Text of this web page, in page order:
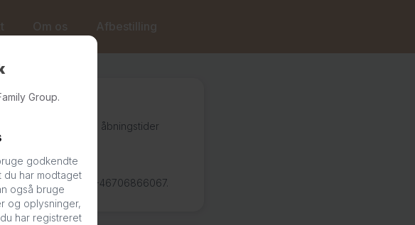
Om os Afbestilling
Group.
godkendte
du har modtaget
også bruge
og oplysninger,
har registreret
. Vores åbningstider
os på telefon +46706866067.